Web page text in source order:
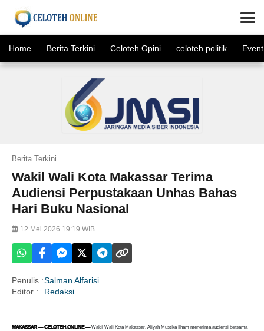
Home Berita Terkini Celoteh Opini celoteh politik Event
Berita Terkini
Wakil Wali Kota Makassar Terima
Audiensi Perpustakaan Unhas Bahas
Hari Buku Nasional
12 Mei 2026 19:19 WIB
Penulis :Salman Alfarisi
Editor :
Redaksi
MAKASSAR — CELOTEH.ONLINE —Wakil Wali Kota Makassar, Aliyah Mustika Ilham menerima audiensi bersama